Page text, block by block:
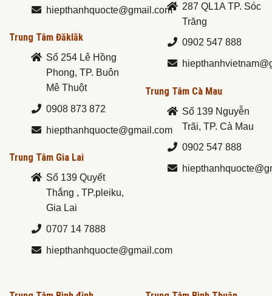
hiepthanhquocte@gmail.com
Trung Tâm Đăklăk
Số 254 Lê Hồng
Phong, TP. Buôn
Mê Thuột
0908 873 872
hiepthanhquocte@gmail.com
Trung Tâm Gia Lai
Số 139 Quyết
Thắng , TP.pleiku,
Gia Lai
0707 14 7888
hiepthanhquocte@gmail.com
287 QL1A TP. Sóc
Trăng
0902 547 888
Trung Tâm Cà Mau
Số 139 Nguyễn
Trãi, TP. Cà Mau
0902 547 888